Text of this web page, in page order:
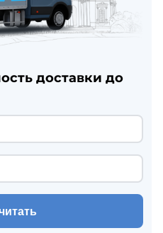
доставки до